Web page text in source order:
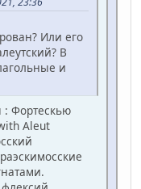
Или его
В
и
: Фортескью
Aleut